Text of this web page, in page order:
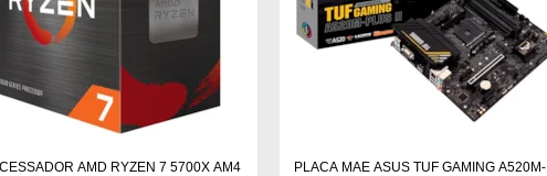
AMD RYZEN 7 5700X AM4
PLACA MAE ASUS TUF GAMING A520M-